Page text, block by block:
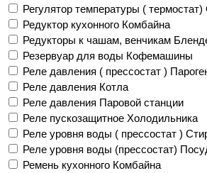
Регулятор температуры ( термостат)
Редуктор кухонного Комбайна
Редукторы к чашам, венчикам
Резервуар для воды Кофемашины
Реле давления ( прессостат )
Реле давления Котла
Реле давления Паровой станции
Реле пускозащитное Холодильника
Реле уровня воды ( прессостат )
Реле уровня воды (прессостат)
Ремень кухонного Комбайна